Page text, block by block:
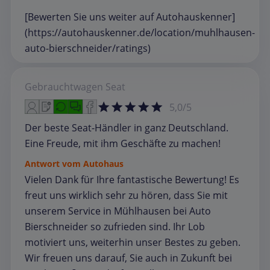
[Bewerten Sie uns weiter auf Autohauskenner]
(https://autohauskenner.de/location/muhlhausen-
auto-bierschneider/ratings)
Gebrauchtwagen Seat
5,0/5
Der beste Seat-Händler in ganz Deutschland.
Eine Freude, mit ihm Geschäfte zu machen!
Antwort vom Autohaus
Vielen Dank für Ihre fantastische Bewertung! Es
freut uns wirklich sehr zu hören, dass Sie mit
unserem Service in Mühlhausen bei Auto
Bierschneider so zufrieden sind. Ihr Lob
motiviert uns, weiterhin unser Bestes zu geben.
Wir freuen uns darauf, Sie auch in Zukunft bei